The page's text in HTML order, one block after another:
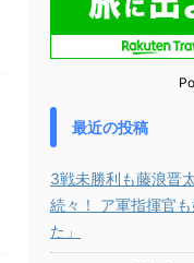
最近の投稿
3戦未勝利も藤浪晋
続々！ ア軍指揮官
た」